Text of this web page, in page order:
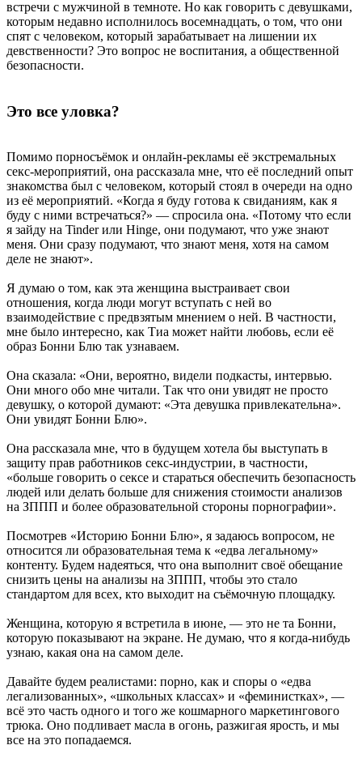
встречи с мужчиной в темноте. Но как говорить с девушками,
которым недавно исполнилось восемнадцать, о том, что они
спят с человеком, который зарабатывает на лишении их
девственности? Это вопрос не воспитания, а общественной
безопасности.
Это все уловка?
Помимо порносъёмок и онлайн-рекламы её экстремальных
секс-мероприятий, она рассказала мне, что её последний опыт
знакомства был с человеком, который стоял в очереди на одно
из её мероприятий. «Когда я буду готова к свиданиям, как я
буду с ними встречаться?» — спросила она. «Потому что если
я зайду на Tinder или Hinge, они подумают, что уже знают
меня. Они сразу подумают, что знают меня, хотя на самом
деле не знают».
Я думаю о том, как эта женщина выстраивает свои
отношения, когда люди могут вступать с ней во
взаимодействие с предвзятым мнением о ней. В частности,
мне было интересно, как Тиа может найти любовь, если её
образ Бонни Блю так узнаваем.
Она сказала: «Они, вероятно, видели подкасты, интервью.
Они много обо мне читали. Так что они увидят не просто
девушку, о которой думают: «Эта девушка привлекательна».
Они увидят Бонни Блю».
Она рассказала мне, что в будущем хотела бы выступать в
защиту прав работников секс-индустрии, в частности,
«больше говорить о сексе и стараться обеспечить безопасность
людей или делать больше для снижения стоимости анализов
на ЗППП и более образовательной стороны порнографии».
Посмотрев «Историю Бонни Блю», я задаюсь вопросом, не
относится ли образовательная тема к «едва легальному»
контенту. Будем надеяться, что она выполнит своё обещание
снизить цены на анализы на ЗППП, чтобы это стало
стандартом для всех, кто выходит на съёмочную площадку.
Женщина, которую я встретила в июне, — это не та Бонни,
которую показывают на экране. Не думаю, что я когда-нибудь
узнаю, какая она на самом деле.
Давайте будем реалистами: порно, как и споры о «едва
легализованных», «школьных классах» и «феминистках», —
всё это часть одного и того же кошмарного маркетингового
трюка. Оно подливает масла в огонь, разжигая ярость, и мы
все на это попадаемся.